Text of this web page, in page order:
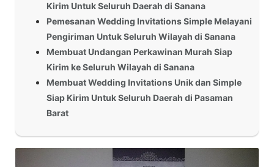
Kirim Untuk Seluruh Daerah di Sanana
Pemesanan Wedding Invitations Simple Melayani
Pengiriman Untuk Seluruh Wilayah di Sanana
Membuat Undangan Perkawinan Murah Siap
Kirim ke Seluruh Wilayah di Sanana
Membuat Wedding Invitations Unik dan Simple
Siap Kirim Untuk Seluruh Daerah di Pasaman
Barat